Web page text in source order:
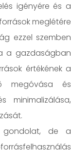
igényére és a
meglétére
ezzel szemben
a gazdaságban
értékének a
megóvása és
minimalizálása,
gondolat, de a